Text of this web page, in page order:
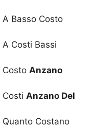
Basso Costo
Costi Bassi
Costo Anzano
Costi Anzano Del
Costano